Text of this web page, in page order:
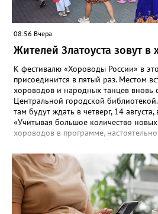
08:56 Вчера
Жителей Златоуста зовут в
К фестивалю «Хороводы России» в
присоединится в пятый раз. Местом
хороводов и народных танцев вновь
Центральной городской
там будут ждать в четверг, 14
«Учитывая большое количество
хороводов в программе,
(четверг) и 11 (вторник) августа в
сообщают организаторы. И добавляют:
любую погоду! Если не на открытом
зале на 5-ом этаже». Праздники для
году будут объединены общим
народ, вставай в единый хоровод!».